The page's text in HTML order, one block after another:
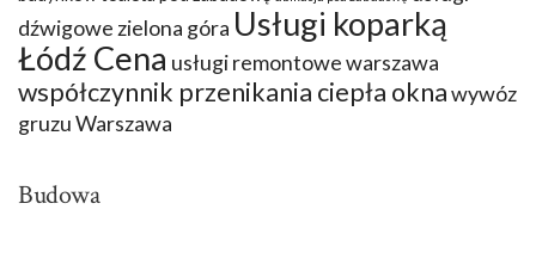
dźwigowe zielona góra Usługi koparką
Łódź Cena usługi remontowe warszawa
współczynnik przenikania ciepła oknawywóz
gruzu Warszawa
Budowa